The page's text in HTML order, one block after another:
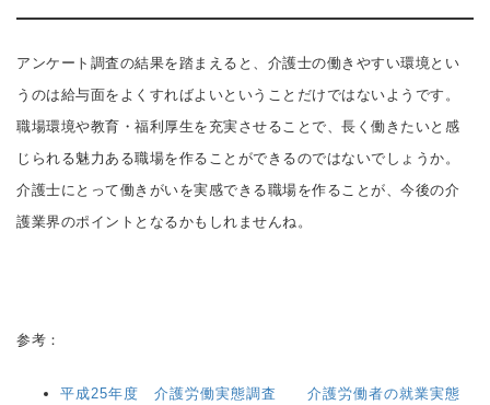
アンケート調査の結果を踏まえると、介護士の働きやすい環境とい
うのは給与面をよくすればよいということだけではないようです。
職場環境や教育・福利厚生を充実させることで、長く働きたいと感
じられる魅力ある職場を作ることができるのではないでしょうか。
介護士にとって働きがいを実感できる職場を作ることが、今後の介
護業界のポイントとなるかもしれませんね。
参考：
平成25年度 介護労働実態調査 介護労働者の就業実態